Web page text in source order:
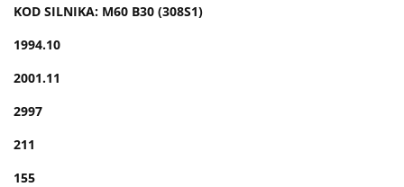
KOD SILNIKA: M60 B30 (308S1)
1994.10
2001.11
2997
211
155